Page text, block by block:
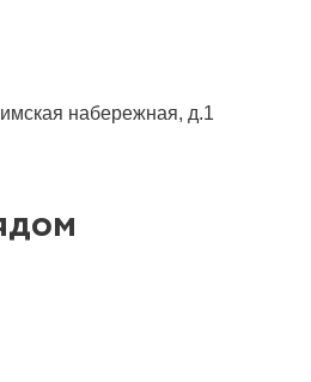
набережная, д.1